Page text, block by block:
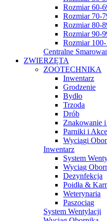
Rozmiar 60-
Rozmiar 70-
Rozmiar 80-
Rozmiar 90-
Rozmiar
Centralne
ZWIERZĘTA
ZOOTECHNIKA
Inwentarz
Grodzenie
Bydło
Trzoda
Drób
Znakowanie
Parniki i
Wyciągi
Inwentarz
System
Wyciąg
Dezynfekcja
Poidła &
Weterynaria
Paszociąg
System Wentylacji